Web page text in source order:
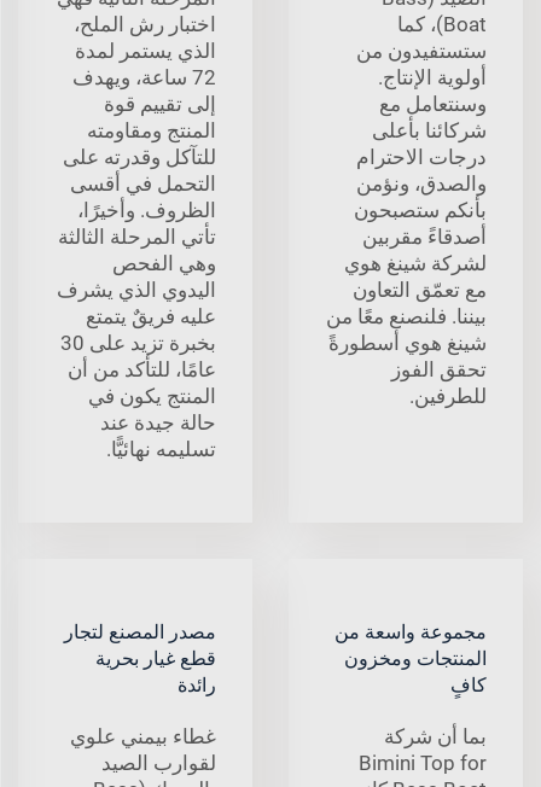
Boat)، كما
ستستفيدون من
أولوية الإنتاج.
وسنتعامل مع
شركائنا بأعلى
درجات الاحترام
والصدق، ونؤمن
بأنكم ستصبحون
أصدقاءً مقربين
لشركة شينغ هوي
مع تعمّق التعاون
بيننا. فلنصنع معًا من
شينغ هوي أسطورةً
تحقق الفوز
للطرفين.
اختبار رش الملح،
الذي يستمر لمدة
72 ساعة، ويهدف
إلى تقييم قوة
المنتج ومقاومته
للتآكل وقدرته على
التحمل في أقسى
الظروف. وأخيرًا،
تأتي المرحلة الثالثة
وهي الفحص
اليدوي الذي يشرف
عليه فريقٌ يتمتع
بخبرة تزيد على 30
عامًا، للتأكد من أن
المنتج يكون في
حالة جيدة عند
تسليمه نهائيًّا.
مجموعة واسعة من
المنتجات ومخزون
كافٍ
بما أن شركة
Bimini Top for
مصدر المصنع لتجار
قطع غيار بحرية
رائدة
غطاء بيمني علوي
لقوارب الصيد